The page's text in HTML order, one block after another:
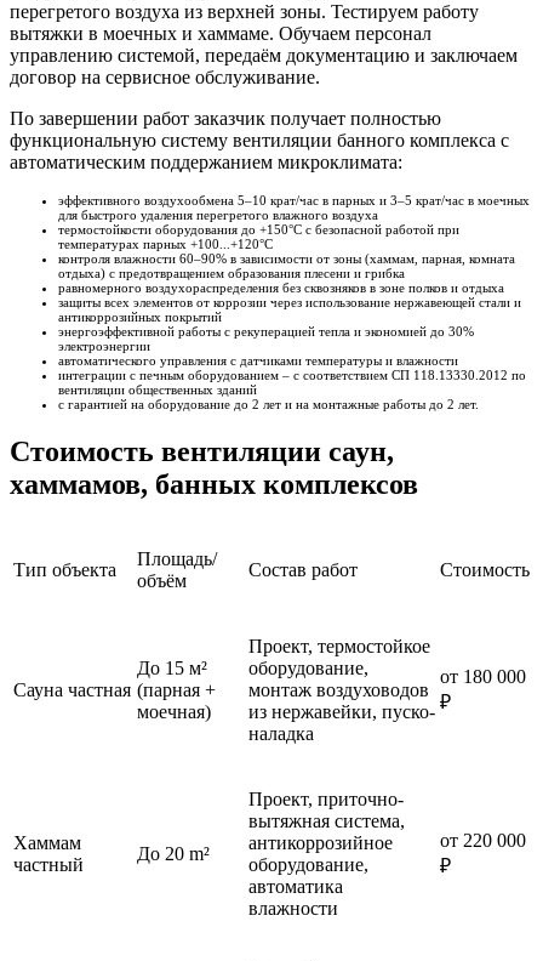
перегретого воздуха из верхней зоны. Тестируем работу
вытяжки в моечных и хаммаме. Обучаем персонал
управлению системой, передаём документацию и заключаем
договор на сервисное обслуживание.
По завершении работ заказчик получает полностью
функциональную систему вентиляции банного комплекса с
автоматическим поддержанием микроклимата:
эффективного воздухообмена 5–10 крат/час в парных и 3–5 крат/час в моечных
для быстрого удаления перегретого влажного воздуха
термостойкости оборудования до +150°C с безопасной работой при
температурах парных +100...+120°C
контроля влажности 60–90% в зависимости от зоны (хаммам, парная, комната
отдыха) с предотвращением образования плесени и грибка
равномерного воздухораспределения без сквозняков в зоне полков и отдыха
защиты всех элементов от коррозии через использование нержавеющей стали и
антикоррозийных покрытий
энергоэффективной работы с рекуперацией тепла и экономией до 30%
электроэнергии
автоматического управления с датчиками температуры и влажности
интеграции с печным оборудованием – с соответствием СП 118.13330.2012 по
вентиляции общественных зданий
с гарантией на оборудование до 2 лет и на монтажные работы до 2 лет.
Стоимость вентиляции саун,
хаммамов, банных комплексов
Тип объекта
Площадь/
объём
Состав работ Стоимость
Сауна частная
До 15 м²
(парная +
моечная)
Проект, термостойкое
оборудование,
монтаж воздуховодов
из нержавейки, пуско-
наладка
от 180 000
₽
Хаммам
частный
До 20 m²
Проект, приточно-
вытяжная система,
антикоррозийное
оборудование,
автоматика
влажности
от 220 000
₽